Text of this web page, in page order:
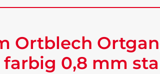
Ortblech
0,8 mm